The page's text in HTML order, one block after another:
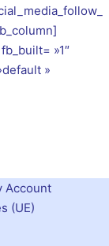
»1″
»
Account
(UE)